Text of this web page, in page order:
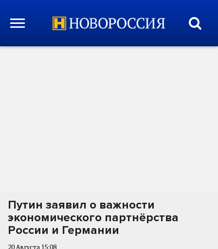
Путин заявил о важности
экономического партнёрства
России и Германии